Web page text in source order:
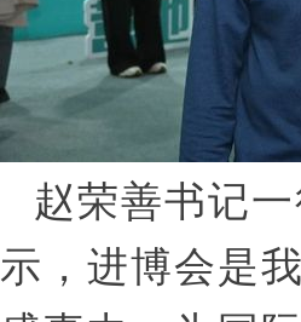
赵荣善书记
示，进博会是